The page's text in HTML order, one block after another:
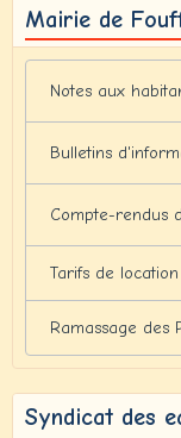
Mairie de
Notes aux
Bulletins
Compte-rendus
Tarifs de
Ramassage des
Syndicat des